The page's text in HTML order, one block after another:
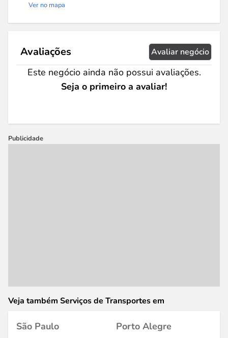
Ver no mapa
Avaliações Avaliar negócio
Este negócio ainda não possui avaliações.
Seja o primeiro a avaliar!
Publicidade
Veja também Serviços de Transportes em
São Paulo
Porto Alegre